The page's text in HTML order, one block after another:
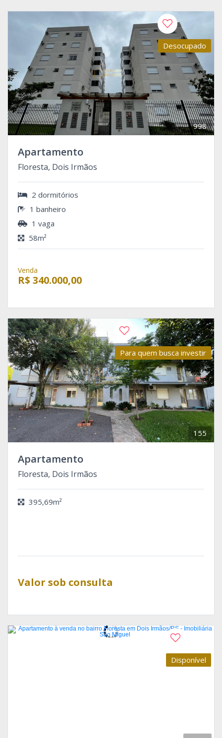
Desocupado
998
Apartamento
Floresta, Dois Irmãos
2 dormitórios
1 banheiro
1 vaga
58m²
Venda
R$ 340.000,00
Para quem busca investir
155
Apartamento
Floresta, Dois Irmãos
395,69m²
Valor sob consulta
Disponível